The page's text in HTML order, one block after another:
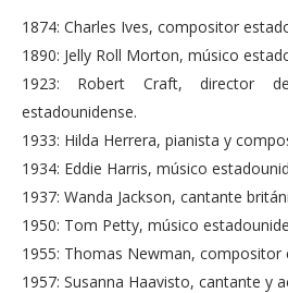
1874: Charles Ives, compositor
1890: Jelly Roll Morton, músico
1923: Robert Craft, director
estadounidense.
1933: Hilda Herrera, pianista y
1934: Eddie Harris, músico
1937: Wanda Jackson, cantante
1950: Tom Petty, músico
1955: Thomas Newman, compositor
1957: Susanna Haavisto, cantante y